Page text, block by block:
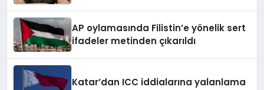
AP oylamasında Filistin’e yönelik sert
ifadeler metinden çıkarıldı
Katar’dan ICC iddialarına yalanlama